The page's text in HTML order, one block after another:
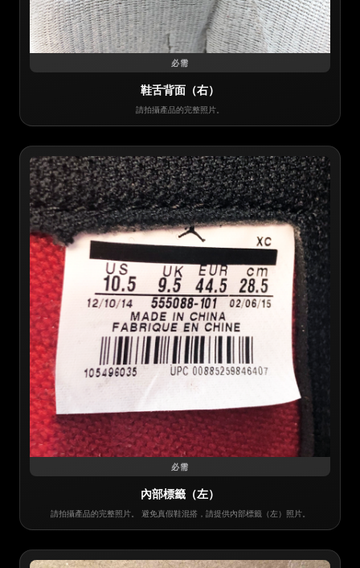
必需
鞋舌背面（右）
請拍攝產品的完整照片。
必需
內部標籤（左）
請拍攝產品的完整照片。 避免真假鞋混搭，請提供內部標籤（左）照片。